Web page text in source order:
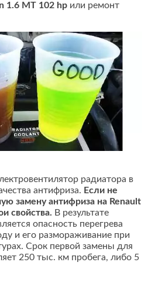
1.6 MT 102 hp или ремонт
радиатора в
антифриза. Если не
замену антифриза на Renault
свойства. В результате
опасность перегрева
и его размораживание при
Срок первой замены для
250 тыс. км пробега, либо 5